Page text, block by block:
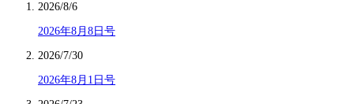
2026/8/6
2026年8月8日号
2026/7/30
2026年8月1日号